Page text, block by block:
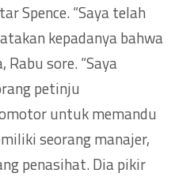
Spence. “Saya telah
kepadanya bahwa
Rabu sore. “Saya
petinju
untuk memandu
seorang manajer,
penasihat. Dia pikir